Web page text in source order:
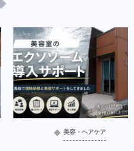
美容・ヘアケア